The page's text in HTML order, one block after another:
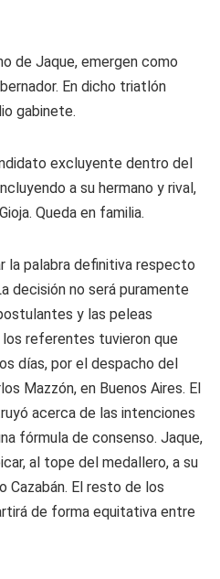
de Jaque, emergen como
En dicho triatlón
gabinete.
excluyente dentro del
a su hermano y rival,
Queda en familia.
la palabra definitiva respecto
decisión no será puramente
y las peleas
referentes tuvieron que
días, por el despacho del
Mazzón, en Buenos Aires. El
acerca de las intenciones
fórmula de consenso. Jaque,
al tope del medallero, a su
Cazabán. El resto de los
de forma equitativa entre